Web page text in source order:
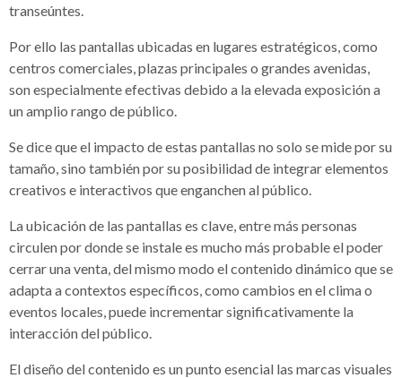
transeúntes.
Por ello las pantallas ubicadas en lugares estratégicos, como
centros comerciales, plazas principales o grandes avenidas,
son especialmente efectivas debido a la elevada exposición a
un amplio rango de público.
Se dice que el impacto de estas pantallas no solo se mide por su
tamaño, sino también por su posibilidad de integrar elementos
creativos e interactivos que enganchen al público.
La ubicación de las pantallas es clave, entre más personas
circulen por donde se instale es mucho más probable el poder
cerrar una venta, del mismo modo el contenido dinámico que se
adapta a contextos específicos, como cambios en el clima o
eventos locales, puede incrementar significativamente la
interacción del público.
El diseño del contenido es un punto esencial las marcas visuales